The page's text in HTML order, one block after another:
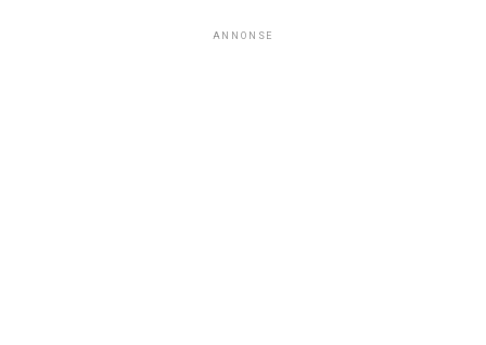
ANNONSE